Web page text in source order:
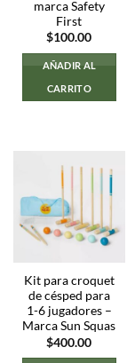
marca Safety
First
$100.00
AÑADIR AL
CARRITO
Kit para croquet
de césped para
1-6 jugadores –
Marca Sun Squas
$400.00